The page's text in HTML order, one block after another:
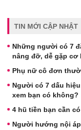
TIN MỚI CẬP NHẬT
Những người có 7
nâng đỡ, dễ gặp
Phụ nữ cô đơn
Người có 7 dấu
xem bạn có không?
4 hũ tiền bạn cần
Người hướng nội